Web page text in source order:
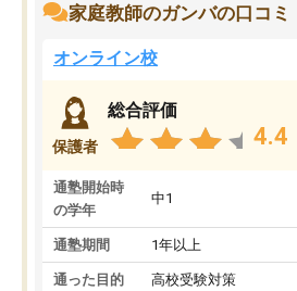
家庭教師のガンバの口コミ
オンライン校
保護者
総合評価
4.4
通塾開始時
の学年
中1
通塾期間 1年以上
通った目的 高校受験対策